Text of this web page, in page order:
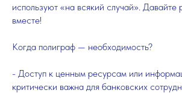
используют «на всякий случай». Давайте
вместе!
Когда полиграф — необходимость?
- Доступ к ценным ресурсам или
критически важна для банковских